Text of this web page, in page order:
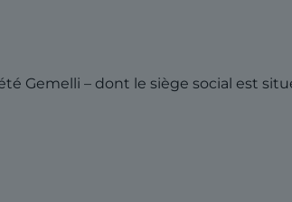
Gemelli – dont le siège social est